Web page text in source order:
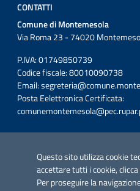
Questo sito utilizza cookie
accettare tutti i cookie,
Per proseguire la
CONTATTI
Comune di Montemesola
Via Roma 23 - 74020
P.IVA: 01749850739
Codice fiscale: 80010090738
Email:
Posta Eelettronica Certificata:
Azione 2.3.